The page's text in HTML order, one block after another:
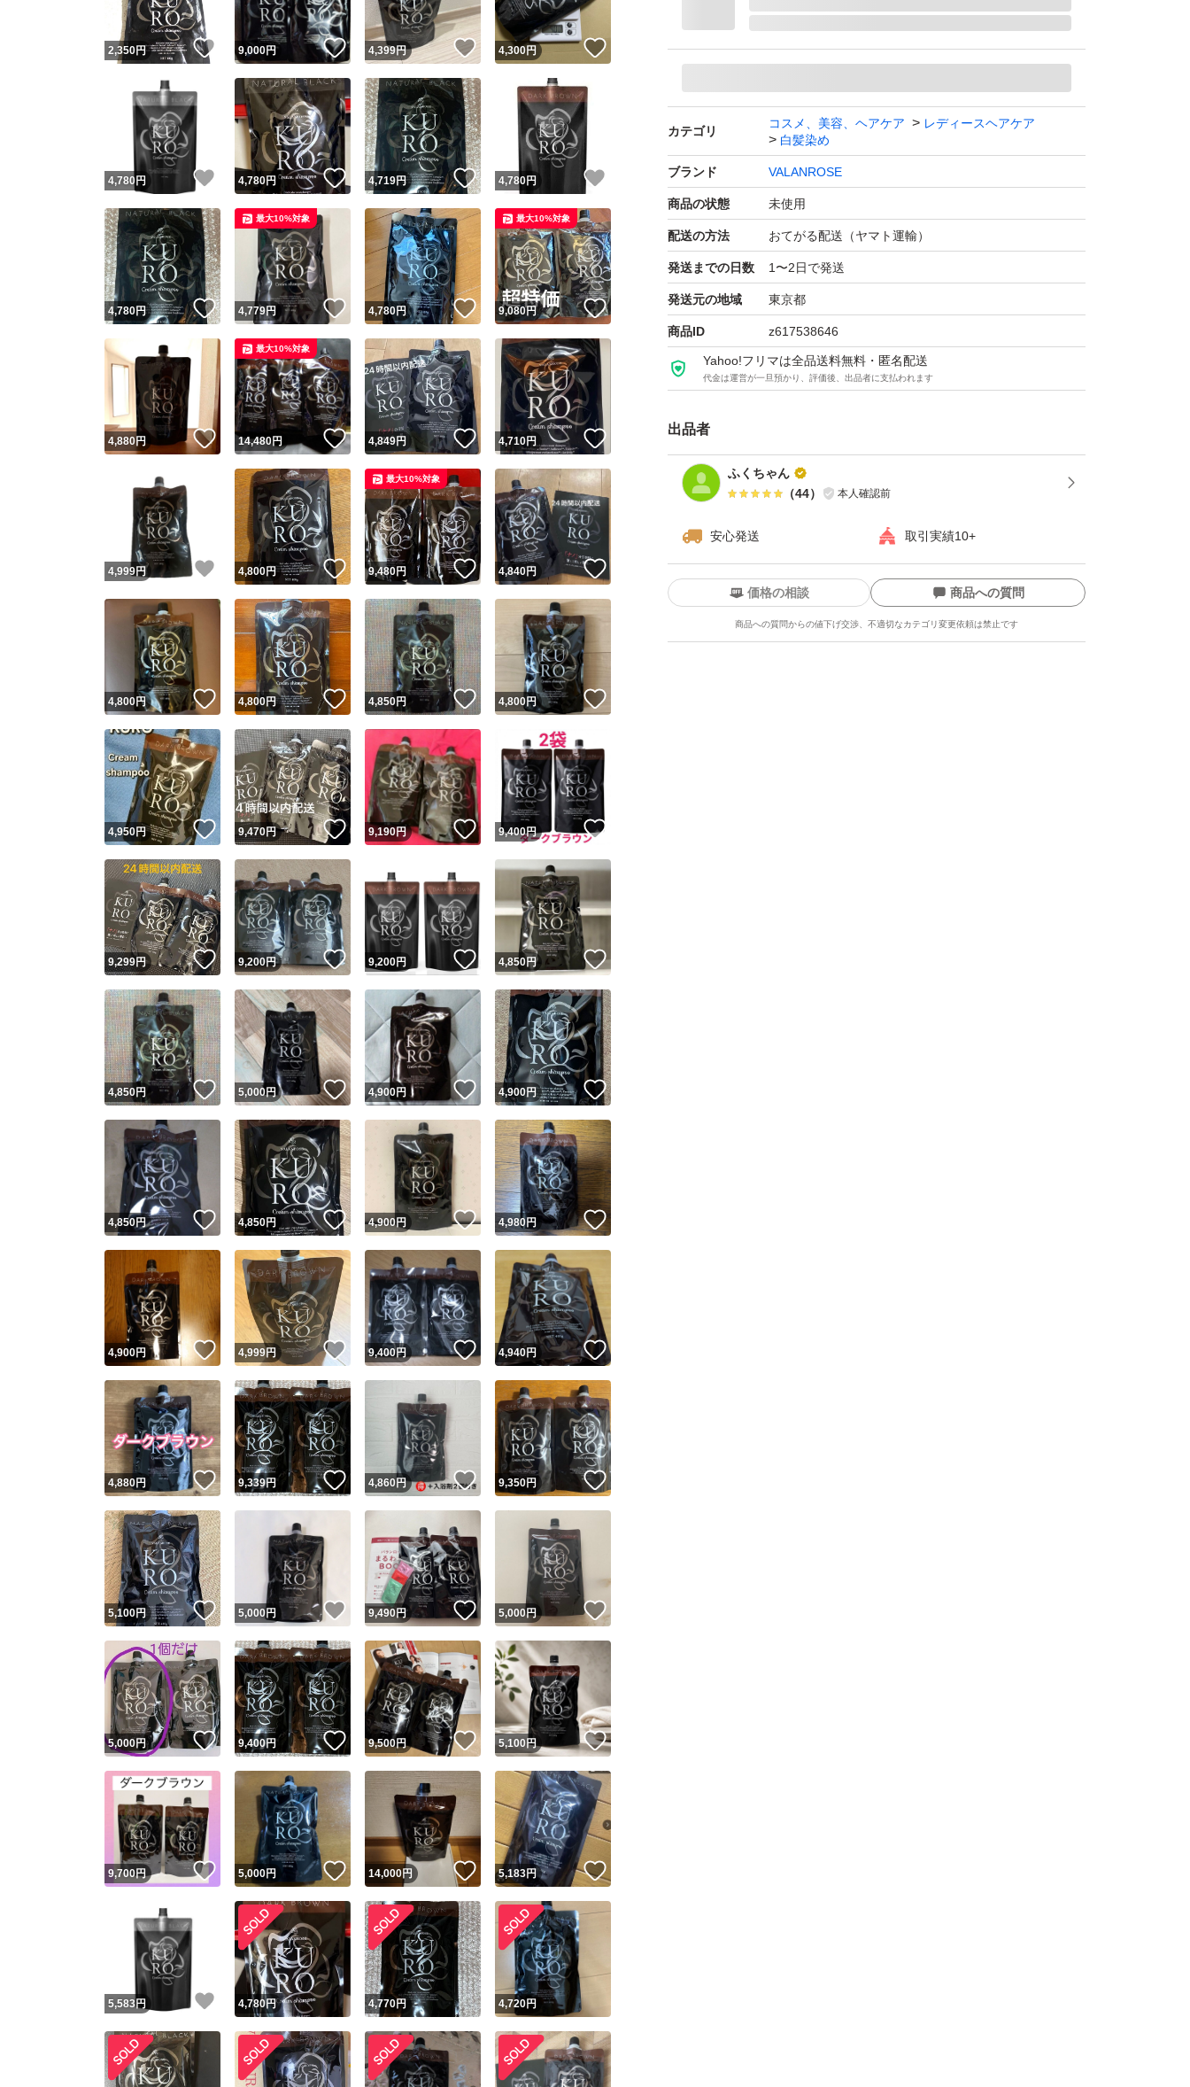
カテゴリ
コスメ、美容、ヘアケア
レディースヘアケア
白髪染め
ブランド VALANROSE
商品の状態 未使用
配送の方法 おてがる配送（ヤマト運輸）
発送までの日数 1〜2日で発送
発送元の地域 東京都
商品ID z617538646
Yahoo!フリマは全品送料無料・匿名配送
代金は運営が一旦預かり、評価後、出品者に支払われます
出品者
ふくちゃん
（44） 本人確認前
安心発送 取引実績10+
ユーザーの実績について
Yahoo!フリマが定めた一定の基準を満たしたユーザーにバッジを付与しています
安心取引出品者
安心取引出品者 Yahoo!フリマの基準をクリアした安心・安全なユーザーです
取引実績
取引実績◯+ このユーザーはYahoo!フリマの取引を完了させた実績があります
他フリマ実績◯+ このユーザーは他フリマサービスでの取引実績があります
スピード&安心発送
※このバッジは実績に基づく表示であり、発送を保証しているものではありません
スピード＆安心発送
このユーザーは高頻度で24時間以内＆設定した発送日数内に発送してい
ます
スピード発送 このユーザーは高頻度で24時間以内に発送しています
安心発送 このユーザーは設定した発送日数内に発送しています
価格の相談 商品への質問
商品への質問からの値下げ交渉、不適切なカテゴリ変更依頼は禁止です
この商品の情報をコピーします
商品画像の無断転載は禁止されています
コピーは
1商品につき1回です
出品ページへ
キャンセル
2,350円 いいね！
9,000円 いいね！
4,399円 いいね！
4,300円
4,780円 いいね！
4,780円 いいね！
4,719円 いいね！
4,780円
4,780円 いいね！
4,779円 いいね！
最大10%対象
4,780円 いいね！
9,080円 いいね！
最大10%対象
4,880円 いいね！
14,480円 いいね！
最大10%対象
4,849円 いいね！
4,710円
4,999円 いいね！
4,800円 いいね！
9,480円 いいね！
最大10%対象
4,840円 いいね！
4,800円 いいね！
4,800円 いいね！
4,850円 いいね！
4,800円
4,950円 いいね！
9,470円 いいね！
9,190円 いいね！
9,400円
9,299円 いいね！
9,200円 いいね！
9,200円 いいね！
4,850円 いいね！
4,850円 いいね！
5,000円 いいね！
4,900円 いいね！
4,900円 いいね！
4,850円 いいね！
4,850円 いいね！
4,900円 いいね！
4,980円 いいね！
4,900円 いいね！
4,999円 いいね！
9,400円 いいね！
4,940円 いいね！
4,880円 いいね！
9,339円 いいね！
4,860円 いいね！
9,350円 いいね！
5,100円 いいね！
5,000円 いいね！
9,490円 いいね！
5,000円
5,000円 いいね！
9,400円 いいね！
9,500円 いいね！
5,100円 いいね！
9,700円 いいね！
5,000円 いいね！
14,000円 いいね！
5,183円
5,583円 いいね！
4,780円 4,770円 4,720円